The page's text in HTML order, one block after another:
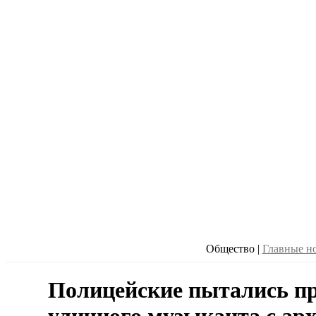
Общество | Главные
Полицейские пытались